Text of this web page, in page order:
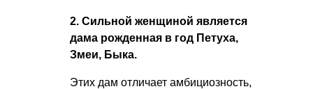
2. Сильной женщиной является
дама рожденная в год Петуха,
Змеи, Быка.
Этих дам отличает амбициозность,